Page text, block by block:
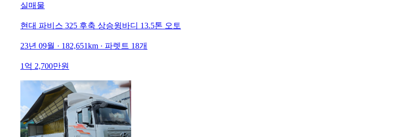
실매물
현대 파비스 325 후축 상승윙바디 13.5톤 오토
23년 09월 · 182,651km · 파렛트 18개
1억 2,700만원